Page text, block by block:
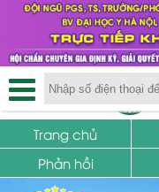
Trang chủ
Phản hồi